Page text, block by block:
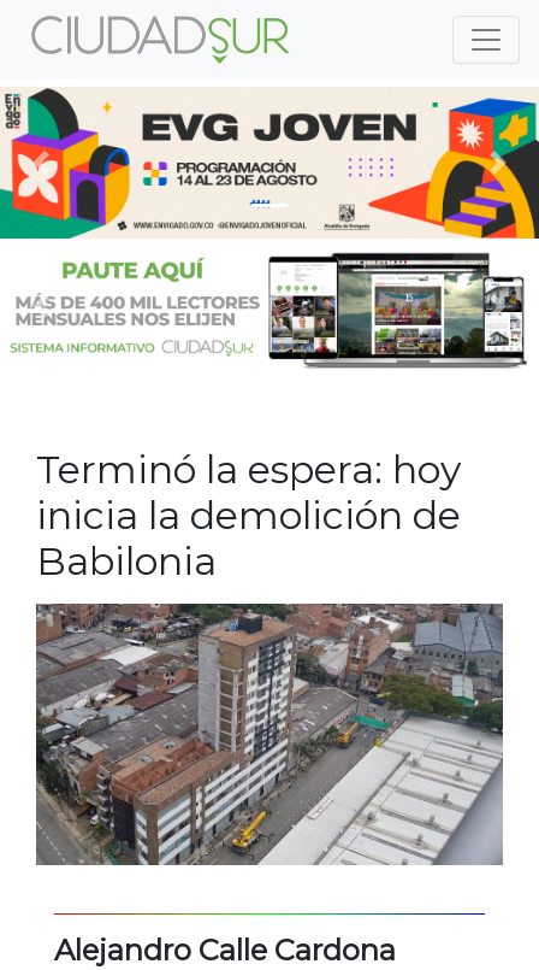
Previous
Previous
Terminó la espera: hoy
inicia la demolición de
Babilonia
Alejandro Calle Cardona